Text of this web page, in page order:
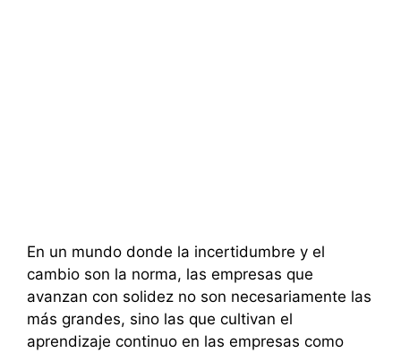
En un mundo donde la incertidumbre y el
cambio son la norma, las empresas que
avanzan con solidez no son necesariamente las
más grandes, sino las que cultivan el
aprendizaje continuo en las empresas como